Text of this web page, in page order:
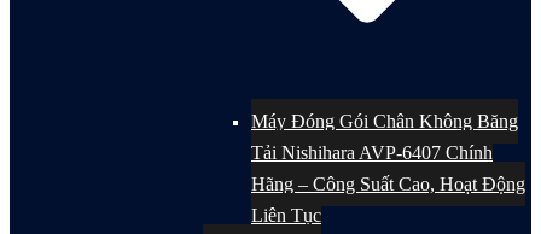
Máy Đóng Gói Chân Không Băng
Tải Nishihara AVP-6407 Chính
Hãng – Công Suất Cao, Hoạt Động
Liên Tục